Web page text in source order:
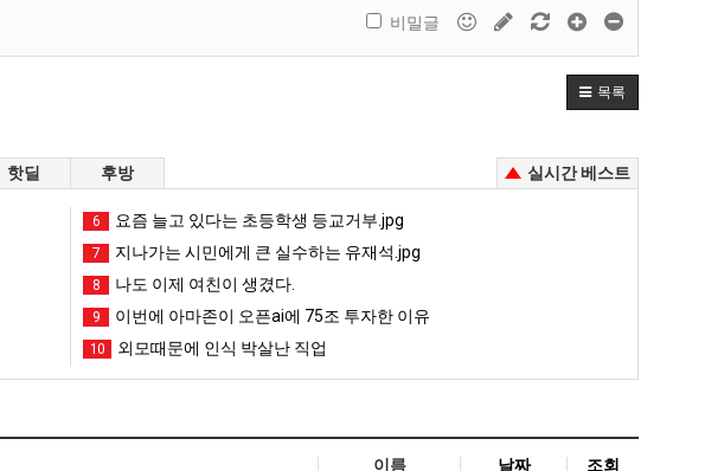
비밀글
목록
핫딜 후방 실시간 베스트
6 요즘 늘고 있다는 초등학생 등교거부.jpg
7 지나가는 시민에게 큰 실수하는 유재석.jpg
8 나도 이제 여친이 생겼다.
9 이번에 아마존이 오픈ai에 75조 투자한 이유
10 외모때문에 인식 박살난 직업
이름 날짜 조회